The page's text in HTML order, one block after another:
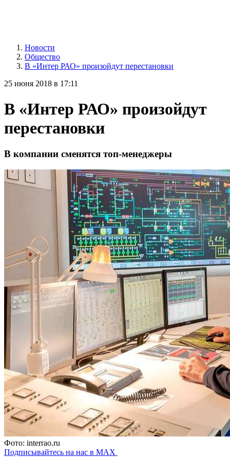
Новости
Общество
В «Интер РАО» произойдут перестановки
25 июня 2018 в 17:11
В «Интер РАО» произойдут
перестановки
В компании сменятся топ-менеджеры
Фото: interrao.ru
Подписывайтесь на нас в MAX